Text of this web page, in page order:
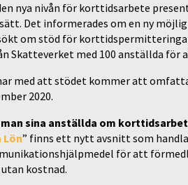
nya nivån för korttidsarbete
Det informerades om en ny
om stöd för
Skatteverket med 100 anställda för
med att stödet kommer att
2020.
sina anställda om
Lön” finns ett nytt avsnitt som
för att
kostnad.